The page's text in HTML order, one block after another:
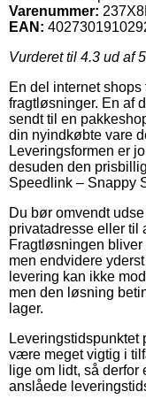
Varenummer:
EAN:
Vurderet til 4.3 ud af
En del internet
fragtløsninger. En af
sendt til en
din nyindkøbte vare
Leveringsformen er
desuden den
Speedlink – Snappy
Du bør omvendt
privatadresse eller til
Fragtløsningen
men endvidere
levering kan ikke
men den løsning
lager.
være meget vigtig i
lige om lidt, så
anslåede